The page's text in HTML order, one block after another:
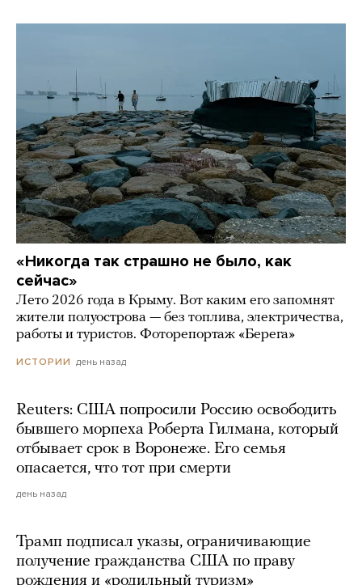
«Никогда так страшно не было, как
сейчас»
Лето 2026 года в Крыму. Вот каким его запомнят
жители полуострова — без топлива, электричества,
работы и туристов. Фоторепортаж «Берега»
ИСТОРИИ день назад
Reuters: США попросили Россию освободить
бывшего морпеха Роберта Гилмана, который
отбывает срок в Воронеже. Его семья
опасается, что тот при смерти
день назад
Трамп подписал указы, ограничивающие
получение гражданства США по праву
рождения и «родильный туризм»